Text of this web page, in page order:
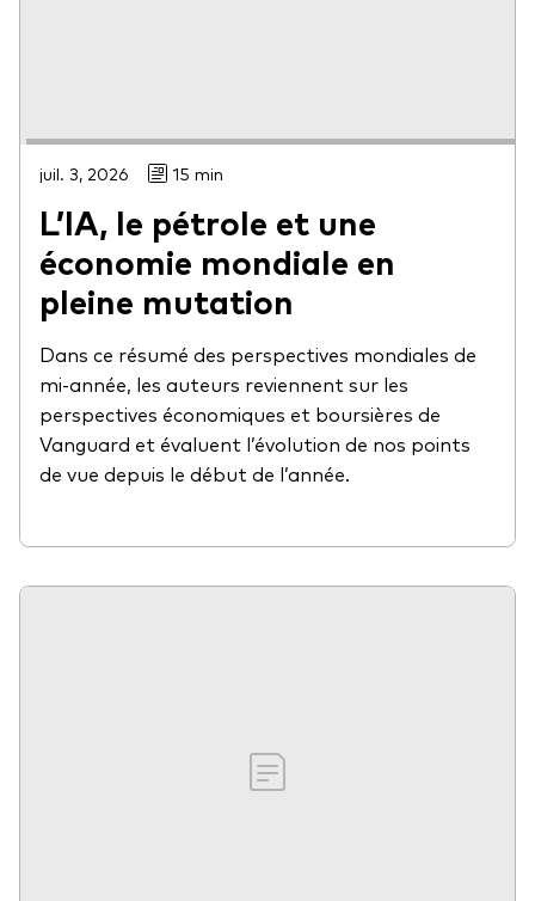
juil. 3, 2026 15 min
L’IA, le pétrole et une
économie mondiale en
pleine mutation
Dans ce résumé des perspectives mondiales de
mi-année, les auteurs reviennent sur les
perspectives économiques et boursières de
Vanguard et évaluent l’évolution de nos points
de vue depuis le début de l’année.